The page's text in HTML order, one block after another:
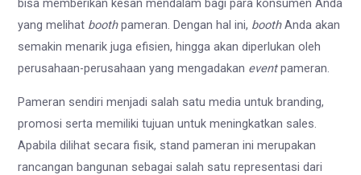
bisa memberikan kesan mendalam bagi para konsumen Anda
yang melihat boothpameran. Dengan hal ini, boothAnda akan
semakin menarik juga efisien, hingga akan diperlukan oleh
perusahaan-perusahaan yang mengadakan eventpameran.
Pameran sendiri menjadi salah satu media untuk branding,
promosi serta memiliki tujuan untuk meningkatkan sales.
Apabila dilihat secara fisik, stand pameran ini merupakan
rancangan bangunan sebagai salah satu representasi dari